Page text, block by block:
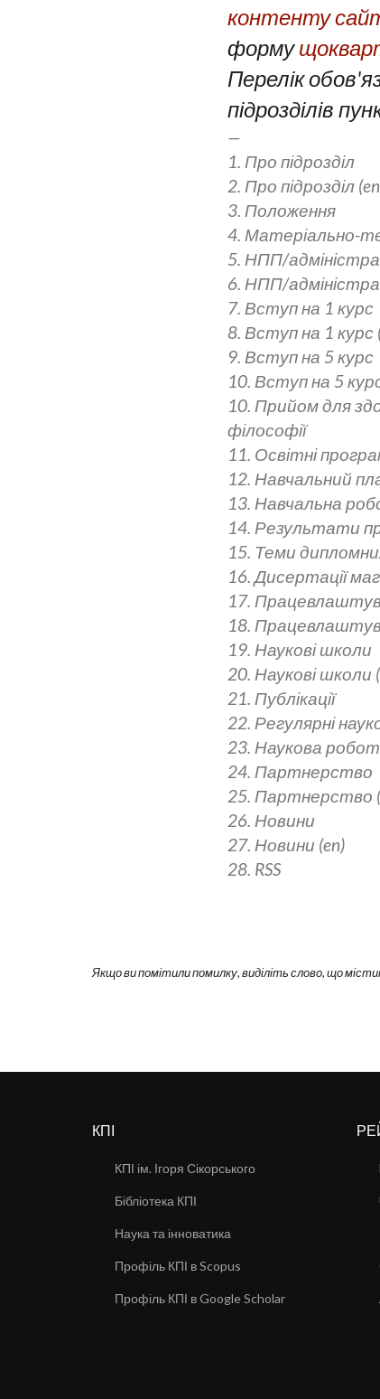
контенту
форму
Перелік
підрозділів
1. Про підрозділ
2. Про підрозділ
3. Положення
4. Матеріально-
5. НПП/
6. НПП/
7. Вступ на 1 курс
8. Вступ на 1 курс
9. Вступ на 5 курс
10. Вступ на 5
10. Прийом для
філософії
11. Освітні
12. Навчальний
13. Навчальна
14. Результати
15. Теми
16. Дисертації
17.
18.
19. Наукові школи
20. Наукові школи
21. Публікації
22. Регулярні
23. Наукова
24. Партнерство
25. Партнерство
26. Новини
27. Новини (en)
28. RSS
Якщо ви помітили помилку, виділіть слово, що
КПІ
КПІ ім. Ігоря Сікорського
Бібліотека КПІ
Наука та інноватика
Профіль КПІ в Scopus
Профіль КПІ в Google Scholar